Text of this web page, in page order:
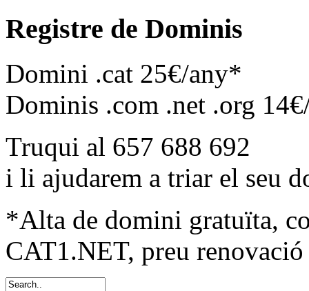
Registre de Dominis
Domini .cat 25€/any*
Dominis .com .net .org
Truqui al 657 688 692
i li ajudarem a triar el seu
*Alta de domini gratuïta,
CAT1.NET, preu